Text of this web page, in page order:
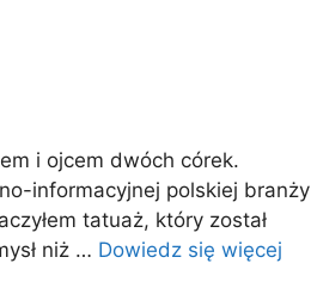
i ojcem dwóch córek.
informacyjnej polskiej branży
tatuaż, który został
niż … Dowiedz się więcej